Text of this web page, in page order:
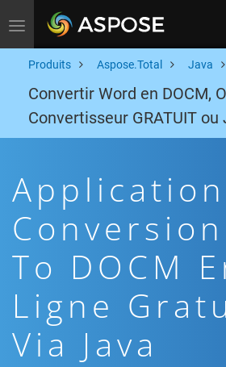
Toggle navigation
Produits Aspose.Total Java
Convertir Word en DOCM,
Convertisseur GRATUIT ou
Conversion
To DOCM
Ligne
Via Java